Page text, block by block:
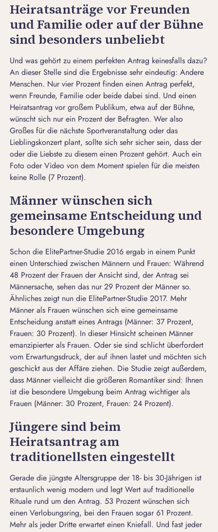
Heiratsanträge vor Freunden
und Familie oder auf der Bühne
sind besonders unbeliebt
Und was gehört zu einem perfekten Antrag keinesfalls dazu?
An dieser Stelle sind die Ergebnisse sehr eindeutig: Andere
Menschen. Nur vier Prozent finden einen Antrag perfekt,
wenn Freunde, Familie oder beide dabei sind. Und einen
Heiratsantrag vor großem Publikum, etwa auf der Bühne,
wünscht sich nur ein Prozent der Befragten. Wer also
Großes für die nächste Sportveranstaltung oder das
Lieblingskonzert plant, sollte sich sehr sicher sein, dass der
oder die Liebste zu diesem einen Prozent gehört. Auch ein
Foto oder Video von dem Moment spielen für die meisten
keine Rolle (7 Prozent).
Männer wünschen sich
gemeinsame Entscheidung und
besondere Umgebung
Schon die ElitePartner-Studie 2016 ergab in einem Punkt
einen Unterschied zwischen Männern und Frauen: Während
48 Prozent der Frauen der Ansicht sind, der Antrag sei
Männersache, sehen das nur 29 Prozent der Männer so.
Ähnliches zeigt nun die ElitePartner-Studie 2017. Mehr
Männer als Frauen wünschen sich eine gemeinsame
Entscheidung anstatt eines Antrags (Männer: 37 Prozent,
Frauen: 30 Prozent). In dieser Hinsicht scheinen Männer
emanzipierter als Frauen. Oder sie sind schlicht überfordert
vom Erwartungsdruck, der auf ihnen lastet und möchten sich
geschickt aus der Affäre ziehen. Die Studie zeigt außerdem,
dass Männer vielleicht die größeren Romantiker sind: Ihnen
ist die besondere Umgebung beim Antrag wichtiger als
Frauen (Männer: 30 Prozent, Frauen: 24 Prozent).
Jüngere sind beim
Heiratsantrag am
traditionellsten eingestellt
Gerade die jüngste Altersgruppe der 18- bis 30-Jährigen ist
erstaunlich wenig modern und legt Wert auf traditionelle
Rituale rund um den Antrag. 53 Prozent wünschen sich
einen Verlobungsring, bei den Frauen sogar 61 Prozent.
Mehr als jeder Dritte erwartet einen Kniefall. Und fast jeder